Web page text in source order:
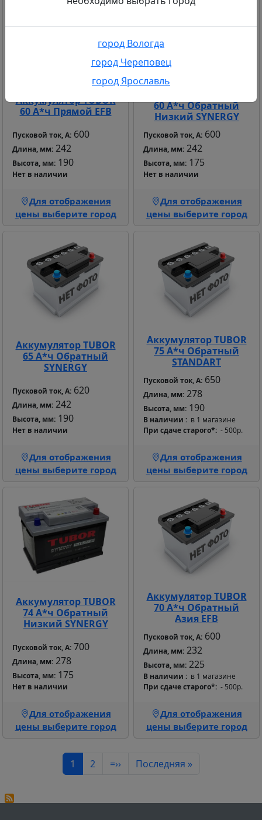
город Вологда
город Череповец
город Ярославль
Аккумулятор TUBOR
60 А*ч Прямой EFB
Пусковой ток, А: 600
Длина, мм: 242
Высота, мм: 190
Нет в наличии
Для отображения
цены выберите город
60 А*ч Обратный
Низкий SYNERGY
Пусковой ток, А: 600
Длина, мм: 242
Высота, мм: 175
Нет в наличии
Для отображения
цены выберите город
Аккумулятор TUBOR
65 А*ч Обратный
SYNERGY
Пусковой ток, А: 620
Длина, мм: 242
Высота, мм: 190
Нет в наличии
Для отображения
цены выберите город
Аккумулятор TUBOR
75 А*ч Обратный
STANDART
Пусковой ток, А: 650
Длина, мм: 278
Высота, мм: 190
В наличии
в 1 магазине
При сдаче старого* - 500р.
Для отображения
цены выберите город
Аккумулятор TUBOR
74 А*ч Обратный
Низкий SYNERGY
Пусковой ток, А: 700
Длина, мм: 278
Высота, мм: 175
Нет в наличии
Для отображения
цены выберите город
Аккумулятор TUBOR
70 А*ч Обратный
Азия EFB
Пусковой ток, А: 600
Длина, мм: 232
Высота, мм: 225
В наличии
в 1 магазине
При сдаче старого* - 500р.
Для отображения
цены выберите город
Нумерация страниц
Текущая страница
1 Страница
2 Следующая страница
=›› Последняя страница
Последняя »